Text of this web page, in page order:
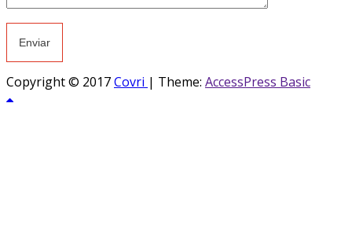
Copyright © 2017Covri | Theme: AccessPress Basic